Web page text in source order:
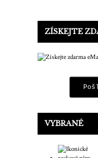
ZÍSKEJTE
VYBRANÉ